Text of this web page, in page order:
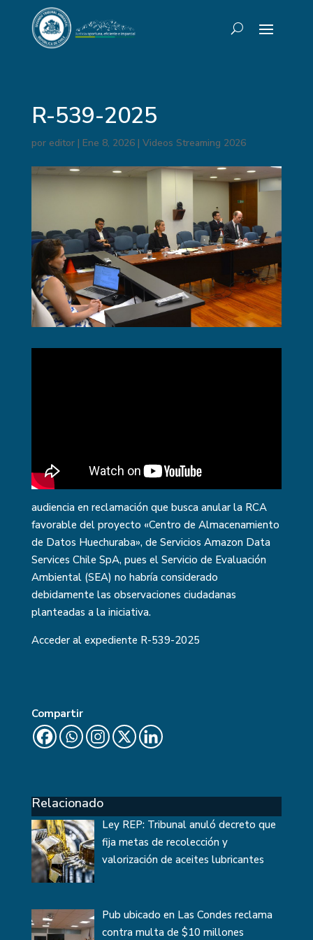
R-539-2025
por editor| Ene 8, 2026| Videos Streaming 2026
audiencia en reclamación que busca anular la RCA
favorable del proyecto «Centro de Almacenamiento
de Datos Huechuraba», de Servicios Amazon Data
Services Chile SpA, pues el Servicio de Evaluación
Ambiental (SEA) no habría considerado
debidamente las observaciones ciudadanas
planteadas a la iniciativa.
Acceder al expediente R-539-2025
Compartir
Relacionado
Ley REP: Tribunal anuló decreto que
fija metas de recolección y
valorización de aceites lubricantes
Pub ubicado en Las Condes reclama
contra multa de $10 millones